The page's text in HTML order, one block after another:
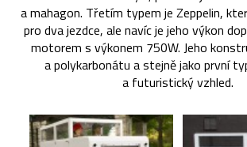
a mahagon. Třetím typem je Zeppelin,
pro dva jezdce, ale navíc je jeho výkon
motorem s výkonem 750W. Jeho
a polykarbonátu a stejně jako první
a futuristický vzhled.